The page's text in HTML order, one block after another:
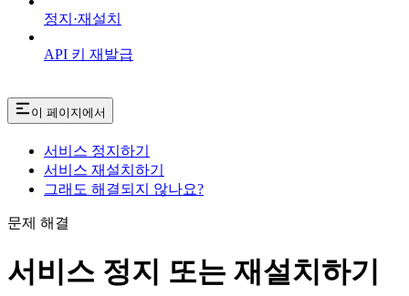
정지·재설치
API 키 재발급
이 페이지에서
서비스 정지하기
서비스 재설치하기
그래도 해결되지 않나요?
문제 해결
서비스 정지 또는 재설치하기